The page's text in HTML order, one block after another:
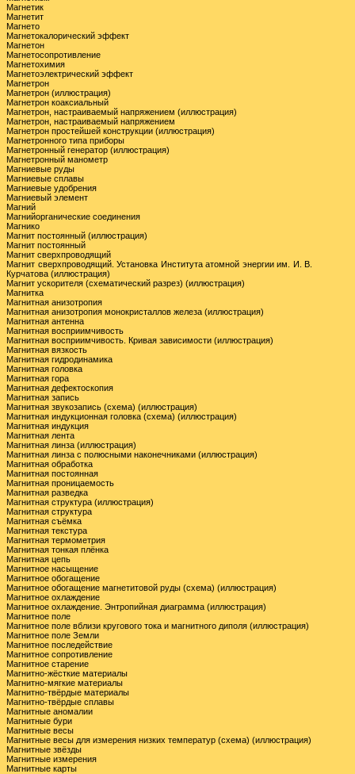
Магнетик
Магнетит
Магнето
Магнетокалорический эффект
Магнетон
Магнетосопротивление
Магнетохимия
Магнетоэлектрический эффект
Магнетрон
Магнетрон (иллюстрация)
Магнетрон коаксиальный
Магнетрон, настраиваемый напряжением (иллюстрация)
Магнетрон, настраиваемый напряжением
Магнетрон простейшей конструкции (иллюстрация)
Магнетронного типа приборы
Магнетронный генератор (иллюстрация)
Магнетронный манометр
Магниевые руды
Магниевые сплавы
Магниевые удобрения
Магниевый элемент
Магний
Магнийорганические соединения
Магнико
Магнит постоянный (иллюстрация)
Магнит постоянный
Магнит сверхпроводящий
Магнит сверхпроводящий. Установка Института атомной энергии им. И. В.
Курчатова (иллюстрация)
Магнит ускорителя (схематический разрез) (иллюстрация)
Магнитка
Магнитная анизотропия
Магнитная анизотропия монокристаллов железа (иллюстрация)
Магнитная антенна
Магнитная восприимчивость
Магнитная восприимчивость. Кривая зависимости (иллюстрация)
Магнитная вязкость
Магнитная гидродинамика
Магнитная головка
Магнитная гора
Магнитная дефектоскопия
Магнитная запись
Магнитная звукозапись (схема) (иллюстрация)
Магнитная индукционная головка (схема) (иллюстрация)
Магнитная индукция
Магнитная лента
Магнитная линза (иллюстрация)
Магнитная линза с полюсными наконечниками (иллюстрация)
Магнитная обработка
Магнитная постоянная
Магнитная проницаемость
Магнитная разведка
Магнитная структура (иллюстрация)
Магнитная структура
Магнитная съёмка
Магнитная текстура
Магнитная термометрия
Магнитная тонкая плёнка
Магнитная цепь
Магнитное насыщение
Магнитное обогащение
Магнитное обогащение магнетитовой руды (схема) (иллюстрация)
Магнитное охлаждение
Магнитное охлаждение. Энтропийная диаграмма (иллюстрация)
Магнитное поле
Магнитное поле вблизи кругового тока и магнитного диполя (иллюстрация)
Магнитное поле Земли
Магнитное последействие
Магнитное сопротивление
Магнитное старение
Магнитно-жёсткие материалы
Магнитно-мягкие материалы
Магнитно-твёрдые материалы
Магнитно-твёрдые сплавы
Магнитные аномалии
Магнитные бури
Магнитные весы
Магнитные весы для измерения низких температур (схема) (иллюстрация)
Магнитные звёзды
Магнитные измерения
Магнитные карты